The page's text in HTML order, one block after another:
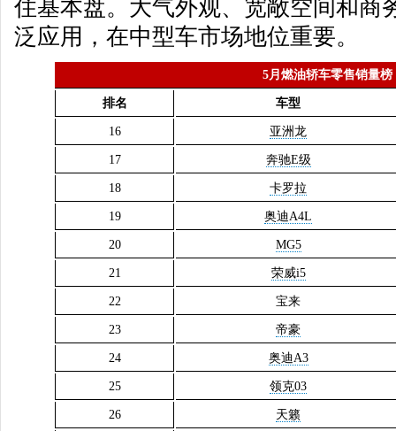
住基本盘。大气外观、宽敞空间和商
泛应用，在中型车市场地位重要。
5月燃油轿车零售销量榜
排名 车型
16 亚洲龙
17 奔驰E级
18 卡罗拉
19 奥迪A4L
20 MG5
21 荣威i5
22 宝来
23 帝豪
24 奥迪A3
25 领克03
26 天籁